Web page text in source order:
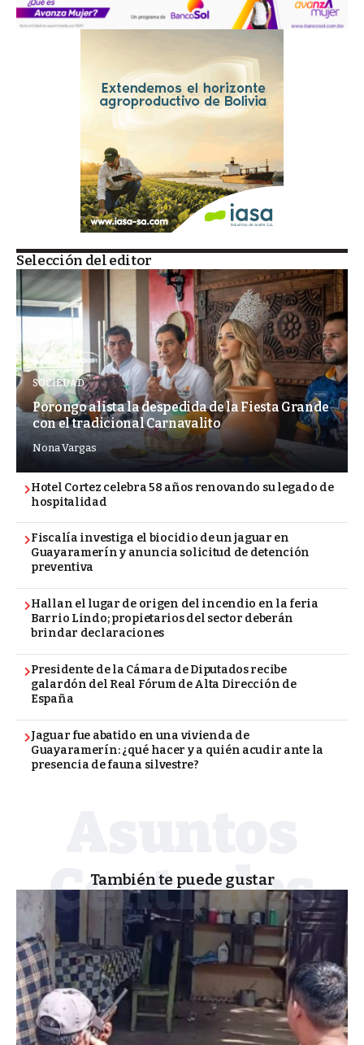
Selección del editor
SOCIEDAD
Porongo alista la despedida de la Fiesta Grande
con el tradicional Carnavalito
Nona Vargas
Hotel Cortez celebra 58 años renovando su legado de
hospitalidad
Fiscalía investiga el biocidio de un jaguar en
Guayaramerín y anuncia solicitud de detención
preventiva
Hallan el lugar de origen del incendio en la feria
Barrio Lindo; propietarios del sector deberán
brindar declaraciones
Presidente de la Cámara de Diputados recibe
galardón del Real Fórum de Alta Dirección de
España
Jaguar fue abatido en una vivienda de
Guayaramerín: ¿qué hacer y a quién acudir ante la
presencia de fauna silvestre?
También te puede gustar